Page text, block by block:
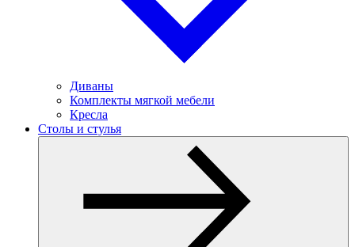
Диваны
Комплекты мягкой мебели
Кресла
Столы и стулья